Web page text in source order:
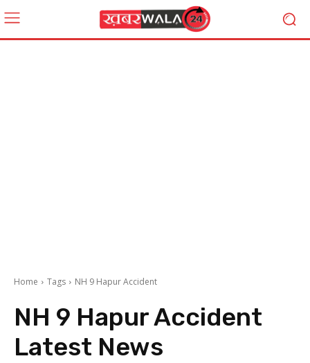
Home Tags NH 9 Hapur Accident
NH 9 Hapur Accident
Latest News